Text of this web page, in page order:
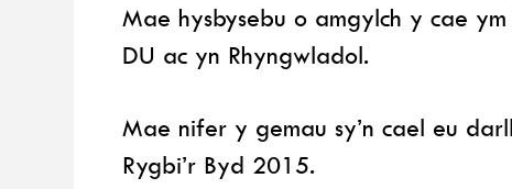
Mae hysbysebu o amgylch y cae
DU ac yn Rhyngwladol.
Mae nifer y gemau sy’n cael eu
Rygbi’r Byd 2015.